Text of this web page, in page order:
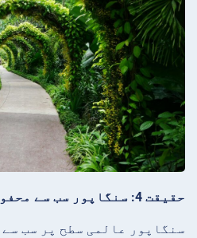
حقیقت 4: سنگاپور سب سے محفوظ ممالک میں سے ایک ہے
سنگاپور عالمی سطح پر سب